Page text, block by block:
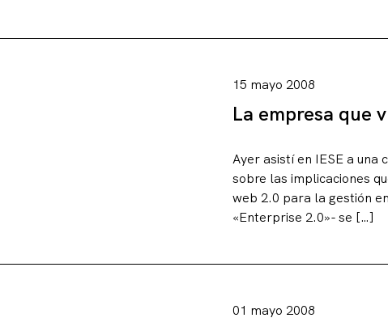
15 mayo 2008
La empresa que
Ayer asistí en IESE a una
sobre las implicaciones
web 2.0 para la gestión
«Enterprise 2.0»- se […]
01 mayo 2008